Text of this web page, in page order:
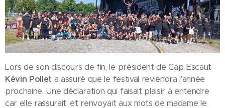
Lors de son discours de fin, le président de Cap Escaut
Kévin Pollet a assuré que le festival reviendra l'année
prochaine. Une déclaration qui faisait plaisir à entendre
car elle rassurait, et renvoyait aux mots de madame le